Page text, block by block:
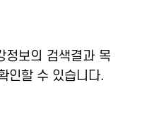
정보의 검색결과 목
인할 수 있습니다.